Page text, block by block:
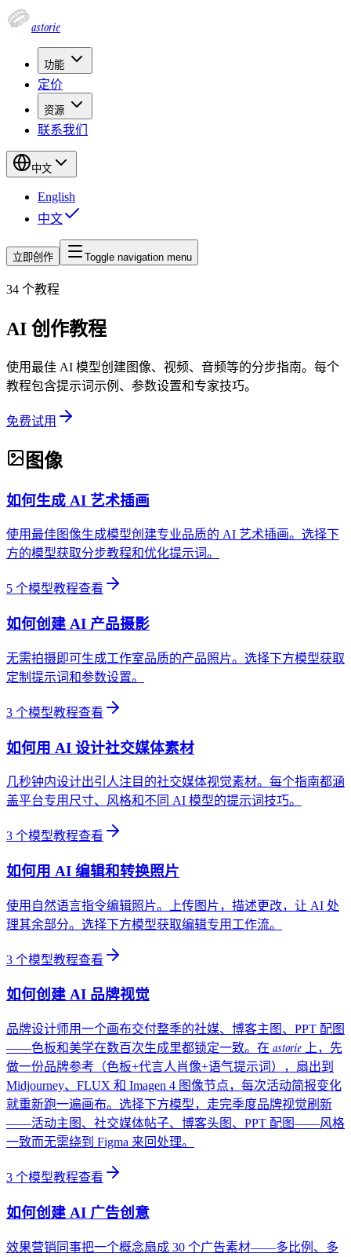
astorie
功能
定价
资源
联系我们
中文
English
中文
立即创作 Toggle navigation menu
34 个教程
AI 创作教程
使用最佳 AI 模型创建图像、视频、音频等的分步指南。每个
教程包含提示词示例、参数设置和专家技巧。
免费试用
图像
如何生成 AI 艺术插画
使用最佳图像生成模型创建专业品质的 AI 艺术插画。选择下
方的模型获取分步教程和优化提示词。
5 个模型教程查看
如何创建 AI 产品摄影
无需拍摄即可生成工作室品质的产品照片。选择下方模型获取
定制提示词和参数设置。
3 个模型教程查看
如何用 AI 设计社交媒体素材
几秒钟内设计出引人注目的社交媒体视觉素材。每个指南都涵
盖平台专用尺寸、风格和不同 AI 模型的提示词技巧。
3 个模型教程查看
如何用 AI 编辑和转换照片
使用自然语言指令编辑照片。上传图片，描述更改，让 AI 处
理其余部分。选择下方模型获取编辑专用工作流。
3 个模型教程查看
如何创建 AI 品牌视觉
品牌设计师用一个画布交付整季的社媒、博客主图、PPT 配图
——色板和美学在数百次生成里都锁定一致。在 astorie 上，先
做一份品牌参考（色板+代言人肖像+语气提示词），扇出到
Midjourney、FLUX 和 Imagen 4 图像节点，每次活动简报变化
就重新跑一遍画布。选择下方模型，走完季度品牌视觉刷新
——活动主图、社交媒体帖子、博客头图、PPT 配图——风格
一致而无需绕到 Figma 来回处理。
3 个模型教程查看
如何创建 AI 广告创意
效果营销同事把一个概念扇成 30 个广告素材——多比例、多